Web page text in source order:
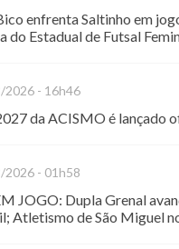
enfrenta Saltinho em
do Estadual de Futsal
2026 - 16h46
da ACISMO é lançado
2026 - 01h58
JOGO: Dupla Grenal
Atletismo de São Miguel